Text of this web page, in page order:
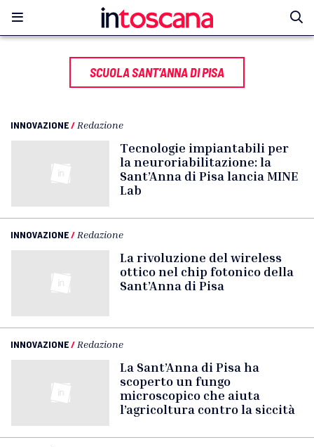
SCUOLA SANT’ANNA DI PISA
INNOVAZIONE/ Redazione
Tecnologie impiantabili per
la neuroriabilitazione: la
Sant’Anna di Pisa lancia MINE
Lab
INNOVAZIONE/ Redazione
La rivoluzione del wireless
ottico nel chip fotonico della
Sant’Anna di Pisa
INNOVAZIONE/ Redazione
La Sant’Anna di Pisa ha
scoperto un fungo
microscopico che aiuta
l’agricoltura contro la siccità